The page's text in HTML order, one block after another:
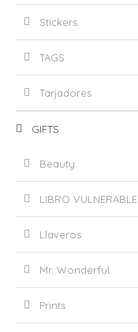
Stickers
TAGS
Tarjadores
GIFTS
Beauty
LIBRO VULNERABLE
Llaveros
Mr. Wonderful
Prints